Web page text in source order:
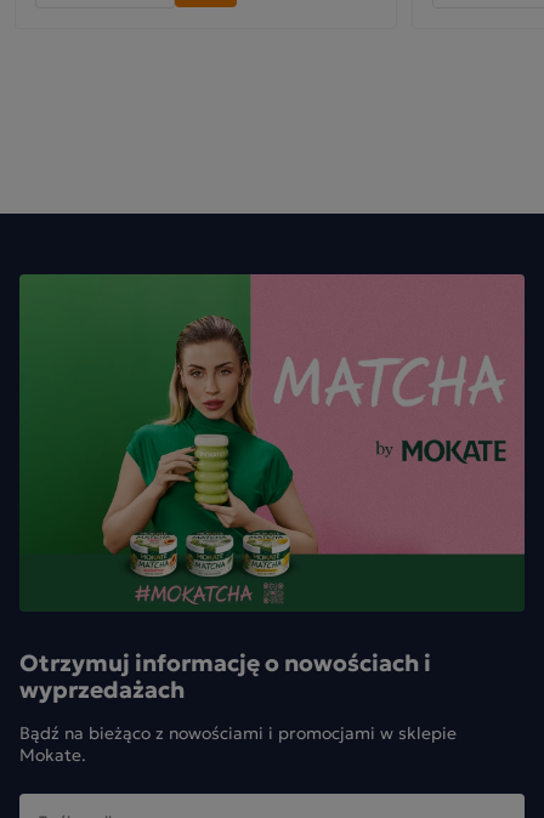
Otrzymuj informację o nowościach i
wyprzedażach
Bądź na bieżąco z nowościami i promocjami w sklepie
Mokate.